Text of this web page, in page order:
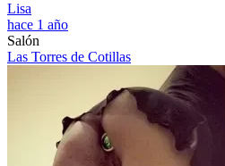
Lisa
hace 1 año
Salón
Las Torres de Cotillas